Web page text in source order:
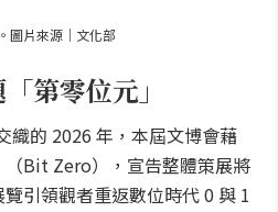
圖片來源｜文化部
第零位元」
織的 2026 年，本屆文博會藉
Bit Zero），宣告整體策展將
引領觀者重返數位時代 0 與 1